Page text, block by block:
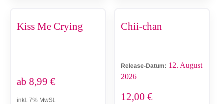
Kiss Me Crying
ab 8,99 €
inkl. 7% MwSt.
Chii-chan
Release-Datum: 12. August
2026
12,00 €